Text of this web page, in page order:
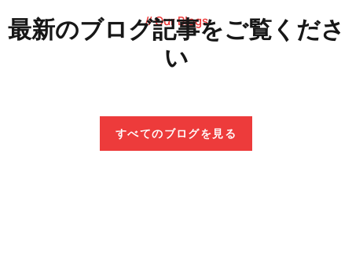
// Our Blogs
最新のブログ記事をご覧くださ
い
すべてのブログを見る